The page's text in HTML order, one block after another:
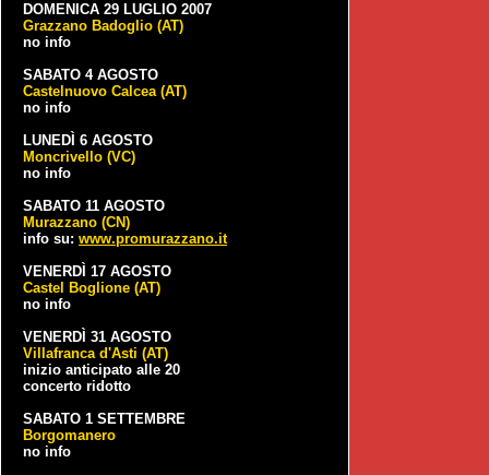
DOMENICA 29 LUGLIO 2007
Grazzano Badoglio (AT)
no info
SABATO 4 AGOSTO
Castelnuovo Calcea (AT)
no info
LUNEDÌ 6 AGOSTO
Moncrivello (VC)
no info
SABATO 11 AGOSTO
Murazzano (CN)
info su: www.promurazzano.it
VENERDÌ 17 AGOSTO
Castel Boglione (AT)
no info
VENERDÌ 31 AGOSTO
Villafranca d'Asti (AT)
inizio anticipato alle 20
concerto ridotto
SABATO 1 SETTEMBRE
Borgomanero
no info